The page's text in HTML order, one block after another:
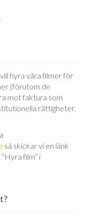
hyra våra filmer för
(förutom de
mot faktura som
rättigheter.
så skickar vi en länk
film” i